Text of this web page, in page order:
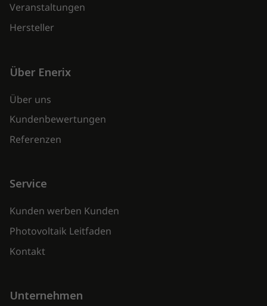
Veranstaltungen
Hersteller
Über Enerix
Über uns
Kundenbewertungen
Referenzen
Service
Kunden werben Kunden
Photovoltaik Leitfaden
Kontakt
Unternehmen